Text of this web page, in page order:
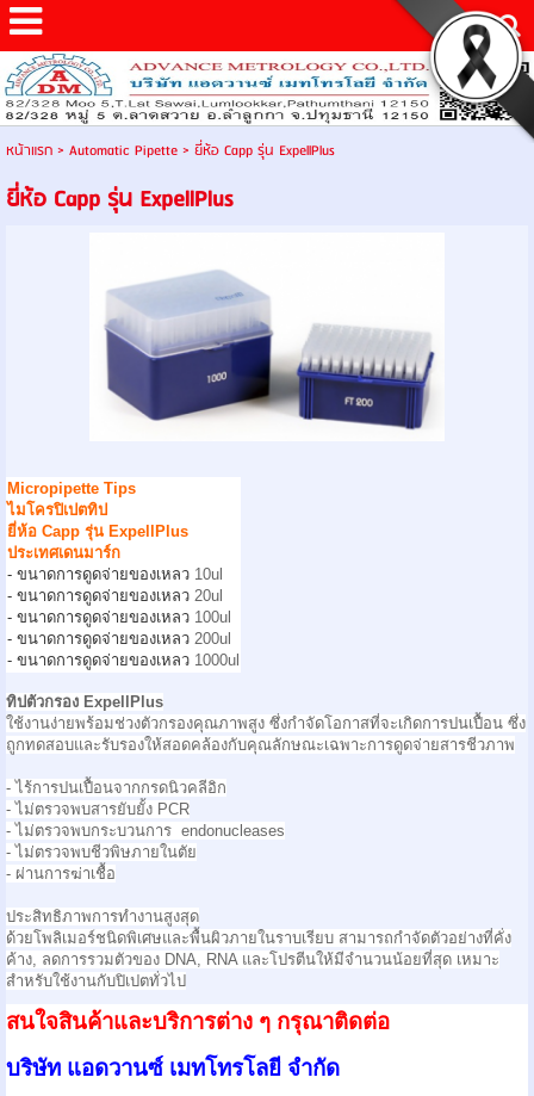
หน้าแรก> Automatic Pipette> ยี่ห้อ Capp รุ่น ExpellPlus
ยี่ห้อ Capp รุ่น ExpellPlus
Micropipette Tips
ไมโครปิเปตทิป
ยี่ห้อ Capp รุ่น ExpellPlus
ประเทศเดนมาร์ก
- ขนาดการดูดจ่ายของเหลว 10ul
- ขนาดการดูดจ่ายของเหลว 20ul
- ขนาดการดูดจ่ายของเหลว 100ul
- ขนาดการดูดจ่ายของเหลว 200ul
- ขนาดการดูดจ่ายของเหลว 1000ul
ทิปตัวกรอง ExpellPlus
ใช้งานง่ายพร้อมช่วงตัวกรองคุณภาพสูง ซึ่งกำจัดโอกาสที่จะเกิดการปนเปื้อน ซึ่ง
ถูกทดสอบและรับรองให้สอดคล้องกับคุณลักษณะเฉพาะการดูดจ่ายสารชีวภาพ
- ไร้การปนเปื้อนจากกรดนิวคลีอิก
- ไม่ตรวจพบสารยับยั้ง PCR
- ไม่ตรวจพบกระบวนการ endonucleases
- ไม่ตรวจพบชีวพิษภายในตัย
- ผ่านการฆ่าเชื้อ
ประสิทธิภาพการทำงานสูงสุด
ด้วยโพลิเมอร์ชนิดพิเศษและพื้นผิวภายในราบเรียบ สามารถกำจัดตัวอย่างที่คั่ง
ค้าง, ลดการรวมตัวของ DNA, RNA และโปรตีนให้มีจำนวนน้อยที่สุด เหมาะ
สำหรับใช้งานกับปิเปตทั่วไป
สนใจสินค้าและบริการต่าง ๆ กรุณาติดต่อ
บริษัท แอดวานซ์ เมทโทรโลยี จำกัด